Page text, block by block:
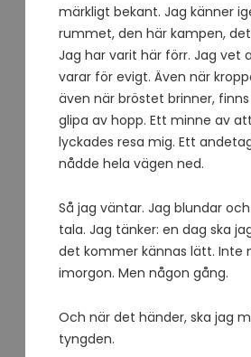
märkligt bekant. Jag känner
rummet, den här kampen,
Jag har varit här förr. Jag vet
varar för evigt. Även när
även när bröstet brinner,
glipa av hopp. Ett minne av
lyckades resa mig. Ett
nådde hela vägen ned.
Så jag väntar. Jag blundar
tala. Jag tänker: en dag ska
det kommer kännas lätt. Inte
imorgon. Men någon gång.
Och när det händer, ska jag
tyngden.